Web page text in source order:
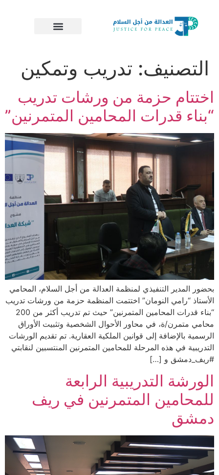
التصنيف: تدريب وتمكين
اختتام حزمة من ورشات تدريب
“بناء قدرات المحامين المتمرنين”
بحضور المدير التنفيذي لمنظمة العدالة من أجل السلام، المحامي
الأستاذ “رامي النومان” اختتمت المنظمة حزمة من ورشات تدريب
“بناء قدرات المحامين المتمرنين” حيث تم تدريب أكثر من 200
محامي متمرن/ة، في محاور الأحوال الشخصية وتثبيت الأوراق
الرسمية بالإضافة إلى قوانين الملكية العقارية. تم تقديم الورشات
التدريبية في هذه المرحلة للمحامين المتمرنين المنتسبين لنقابتي
#ريف_دمشق و […]
الورشة التدريبية الرابعة
للمحامين المتمرنين في ريف
دمشق